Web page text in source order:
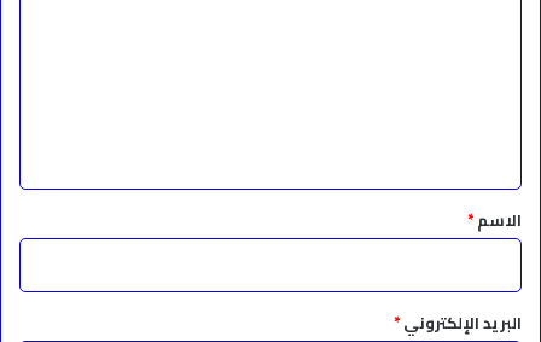
*الاسم*
البريد الإلكتروني*